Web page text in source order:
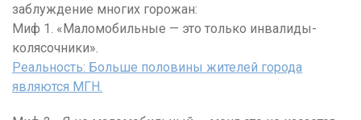
заблуждение многих горожан:
Миф 1. «Маломобильные — это только инвалиды-
колясочники».
Реальность: Больше половины жителей города
являются МГН.